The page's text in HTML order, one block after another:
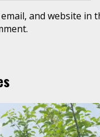
email, and website in